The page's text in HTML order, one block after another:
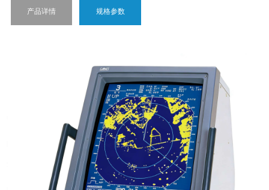
产品详情 规格参数